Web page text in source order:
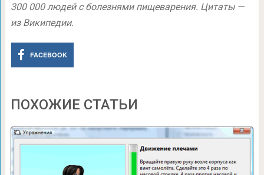
300 000 людей с болезнями пищеварения. Цитаты —
из Википедии.
FACEBOOK
ПОХОЖИЕ СТАТЬИ